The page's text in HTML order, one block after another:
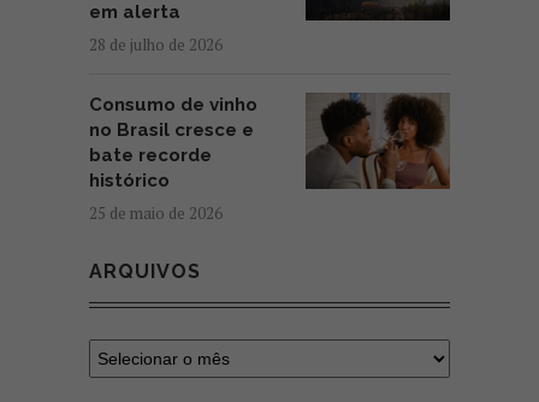
em alerta
28 de julho de 2026
Consumo de vinho
no Brasil cresce e
bate recorde
histórico
25 de maio de 2026
ARQUIVOS